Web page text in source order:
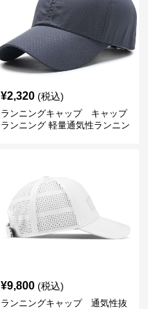
¥2,320 (税込)
ランニングキャップ キャップ
ランニング 軽量通気性ランニン
¥9,800 (税込)
ランニングキャップ 通気性抜